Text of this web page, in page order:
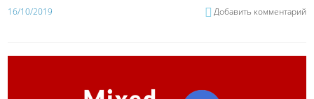
16/10/2019 Добавить комментарий